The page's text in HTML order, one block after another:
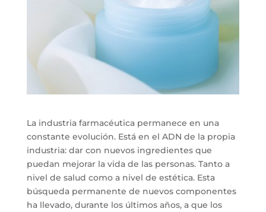
La industria farmacéutica permanece en una
constante evolución. Está en el ADN de la propia
industria: dar con nuevos ingredientes que
puedan mejorar la vida de las personas. Tanto a
nivel de salud como a nivel de estética. Esta
búsqueda permanente de nuevos componentes
ha llevado, durante los últimos años, a que los